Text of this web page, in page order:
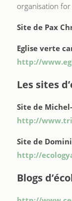
organisation for
Site de Pax
Eglise verte
http://
Les sites
Site de
http://
Site de
http://
Blogs